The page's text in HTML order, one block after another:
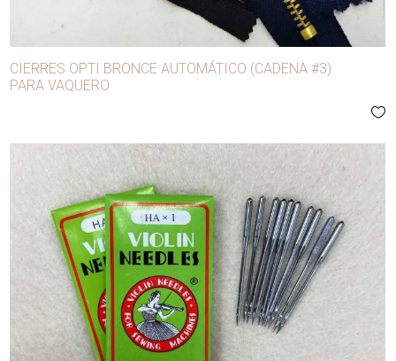
CIERRES OPTI BRONCE AUTOMÁTICO (CADENA #3)
PARA VAQUERO